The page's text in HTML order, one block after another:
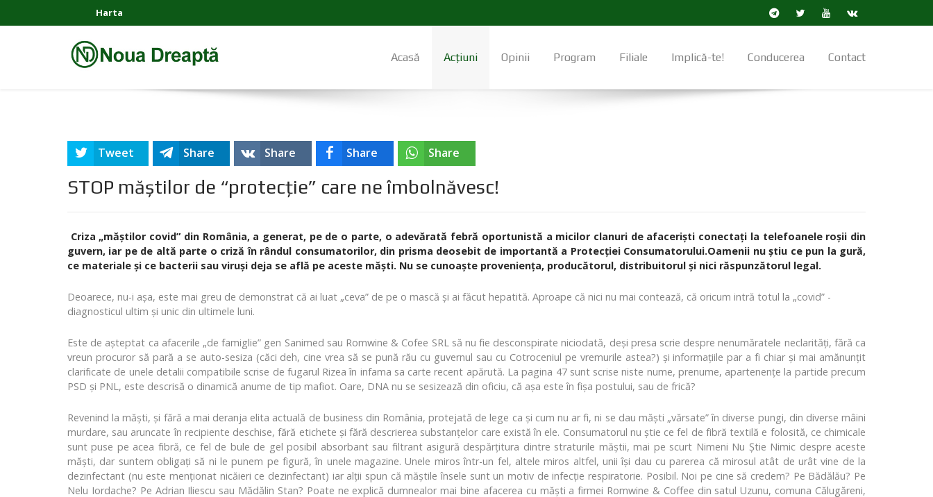
Harta
Acasă Acțiuni Opinii Program Filiale Implică-te! Conducerea Contact
Tweet Share Share Share Share
STOP măștilor de “protecție” care ne îmbolnăvesc!
Criza „măştilor covid” din România, a generat, pe de o parte, o adevărată febră oportunistă a micilor clanuri de afacerişti conectaţi la telefoanele roşii din
guvern, iar pe de altă parte o criză în rândul consumatorilor, din prisma deosebit de importantă a Protecţiei Consumatorului.Oamenii nu ştiu ce pun la gură,
ce materiale şi ce bacterii sau viruşi deja se află pe aceste măşti. Nu se cunoaşte provenienţa, producătorul, distribuitorul şi nici răspunzătorul legal.
Deoarece, nu-i aşa, este mai greu de demonstrat că ai luat „ceva” de pe o mască şi ai făcut hepatită. Aproape că nici nu mai contează, că oricum intră totul la „covid” -
diagnosticul ultim şi unic din ultimele luni.
Este de aşteptat ca afacerile „de famiglie” gen Sanimed sau Romwine & Cofee SRL să nu fie desconspirate niciodată, deşi presa scrie despre nenumăratele neclarităţi, fără ca
vreun procuror să pară a se auto-sesiza (căci deh, cine vrea să se pună rău cu guvernul sau cu Cotroceniul pe vremurile astea?) şi informaţiile par a fi chiar şi mai amănunţit
clarificate de unele detalii compatibile scrise de fugarul Rizea în infama sa carte recent apărută. La pagina 47 sunt scrise niste nume, prenume, apartenențe la partide precum
PSD şi PNL, este descrisă o dinamică anume de tip mafiot. Oare, DNA nu se sesizează din oficiu, că aşa este în fişa postului, sau de frică?
Revenind la măşti, şi fără a mai deranja elita actuală de business din România, protejată de lege ca şi cum nu ar fi, ni se dau măşti „vărsate” în diverse pungi, din diverse mâini
murdare, sau aruncate în recipiente deschise, fără etichete şi fără descrierea substanţelor care există în ele. Consumatorul nu ştie ce fel de fibră textilă e folosită, ce chimicale
sunt puse pe acea fibră, ce fel de bule de gel posibil absorbant sau filtrant asigură despărţitura dintre straturile măştii, mai pe scurt Nimeni Nu Ştie Nimic despre aceste
măşti, dar suntem obligaţi să ni le punem pe figură, în unele magazine. Unele miros într-un fel, altele miros altfel, unii îşi dau cu parerea că mirosul atât de urât vine de la
dezinfectant (nu este menţionat nicăieri ce dezinfectant) iar alţii spun că măştile însele sunt un motiv de infecţie respiratorie. Posibil. Noi pe cine să credem? Pe Bădălău? Pe
Nelu Iordache? Pe Adrian Iliescu sau Mădălin Stan? Poate ne explică dumnealor mai bine afacerea cu măşti a firmei Romwine & Coffee din satul Uzunu, comuna Călugăreni,